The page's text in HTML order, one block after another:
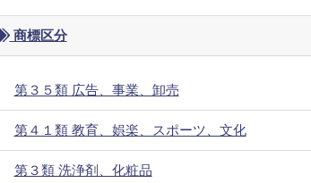
商標区分
第３５類 広告、事業、卸売
第４１類 教育、娯楽、スポーツ、文化
第３類 洗浄剤、化粧品